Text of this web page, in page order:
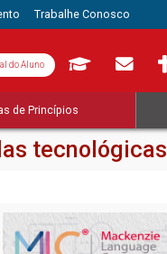
Trabalhe Conosco
do Aluno
de Princípios
tecnológicas